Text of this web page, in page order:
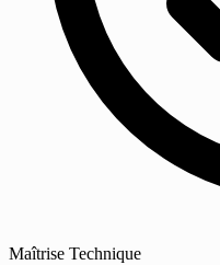
Maîtrise Technique